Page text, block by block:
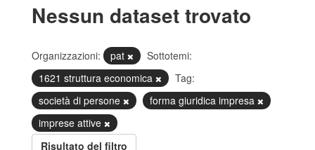
Nessun dataset trovato
Organizzazioni: pat
Sottotemi:
1621 struttura economica
Tag:
società di persone
forma giuridica impresa
imprese attive
Risultato del filtro